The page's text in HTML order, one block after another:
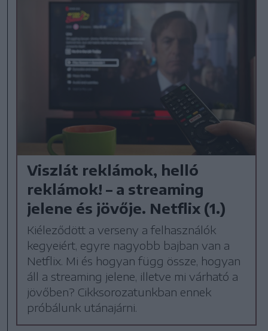
Viszlát reklámok, helló
reklámok! – a streaming
jelene és jövője. Netflix (1.)
Kiéleződött a verseny a felhasználók
kegyeiért, egyre nagyobb bajban van a
Netflix. Mi és hogyan függ össze, hogyan
áll a streaming jelene, illetve mi várható a
jövőben? Cikksorozatunkban ennek
próbálunk utánajárni.